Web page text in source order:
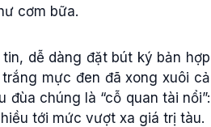
cơm bữa.
dễ dàng đặt bút ký bản hợp
mực đen đã xong xuôi cả
chúng là “cỗ quan tài nổi”:
tới mức vượt xa giá trị tàu.